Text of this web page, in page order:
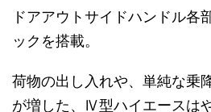
ドアアウトサイドハンドル各
ックを搭載。
荷物の出し入れや、単純な乗
が増した、Ⅳ型ハイエースは